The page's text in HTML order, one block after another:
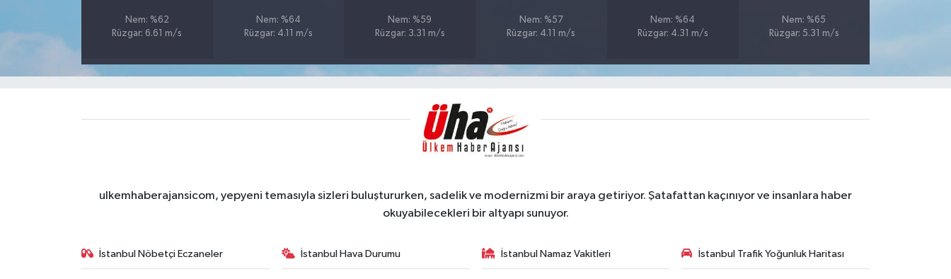
Nem: %62
Rüzgar: 6.61 m/s
Nem: %64
Rüzgar: 4.11 m/s
Nem: %59
Rüzgar: 3.31 m/s
Nem: %57
Rüzgar: 4.11 m/s
Nem: %64
Rüzgar: 4.31 m/s
Nem: %65
Rüzgar: 5.31 m/s
ulkemhaberajansicom, yepyeni temasıyla sizleri buluştururken, sadelik ve modernizmi bir araya getiriyor. Şatafattan kaçınıyor ve insanlara haber
okuyabilecekleri bir altyapı sunuyor.
İstanbul Nöbetçi Eczaneler İstanbul Hava Durumu İstanbul Namaz Vakitleri İstanbul Trafik Yoğunluk Haritası